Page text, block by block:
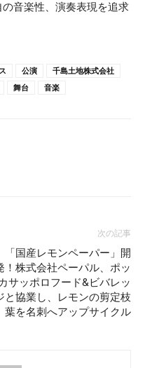
音楽性、演奏表現を追求
公演
千島土地株式会社
舞台 音楽
次の記事
「国産レモンペーパー」開
！株式会社ペーパル、ポッ
カサッポロフード&ビバレッ
と協業し、レモンの剪定枝
葉を名刺へアップサイクル